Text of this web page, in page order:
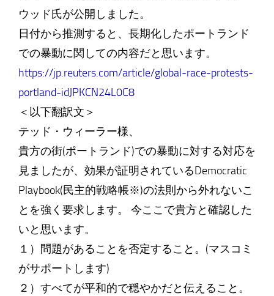
ウッド氏が公開しました。
日付から推測すると、長期化したポートランド
での暴動に関しての内容だと思います。
https://jp.reuters.com/article/global-race-protests-
portland-idJPKCN24L0C8
＜以下翻訳文＞
テッド・ウィーラー様、
貴方の街(ポートランド)での暴動に対する対応を
見ましたが、効果が証明されているDemocratic
Playbook(民主的戦略帳※)の法則から外れないこ
とを強く要求します。 今ここで貴方と確認した
いと思います。
１）問題があることを否定すること。(マスコミ
がサポートします)
２）すべてが平和的で穏やかだと伝えること。